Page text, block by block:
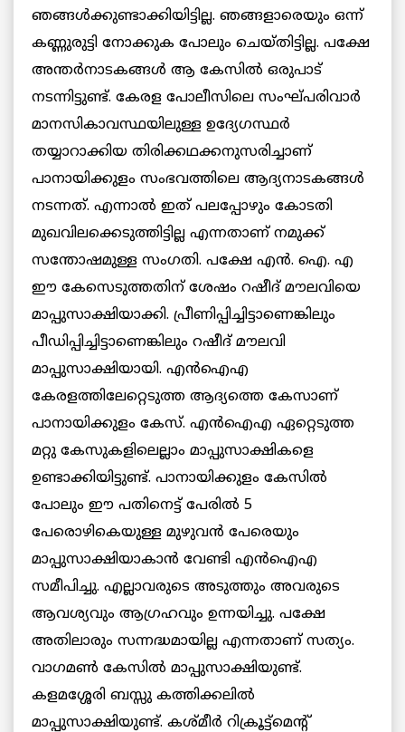
ഞങ്ങൾക്കുണ്ടാക്കിയിട്ടില്ല. ഞങ്ങളാരെയും ഒന്ന്
കണ്ണുരുട്ടി നോക്കുക പോലും ചെയ്തിട്ടില്ല. പക്ഷേ
അന്തർനാടകങ്ങൾ ആ കേസിൽ ഒരുപാട്
നടന്നിട്ടുണ്ട്. കേരള പോലീസിലെ സംഘ്പരിവാർ
മാനസികാവസ്ഥയിലുള്ള ഉദ്യേഗസ്ഥർ
തയ്യാറാക്കിയ തിരിക്കഥക്കനുസരിച്ചാണ്
പാനായിക്കുളം സംഭവത്തിലെ ആദ്യനാടകങ്ങൾ
നടന്നത്. എന്നാൽ ഇത് പലപ്പോഴും കോടതി
മുഖവിലക്കെടുത്തിട്ടില്ല എന്നതാണ് നമുക്ക്
സന്തോഷമുള്ള സംഗതി. പക്ഷേ എൻ. ഐ. എ
ഈ കേസെടുത്തതിന് ശേഷം റഷീദ് മൗലവിയെ
മാപ്പുസാക്ഷിയാക്കി. പ്രീണിപ്പിച്ചിട്ടാണെങ്കിലും
പീഡിപ്പിച്ചിട്ടാണെങ്കിലും റഷീദ് മൗലവി
മാപ്പുസാക്ഷിയായി. എൻഐഎ
കേരളത്തിലേറ്റെടുത്ത ആദ്യത്തെ കേസാണ്
പാനായിക്കുളം കേസ്. എൻഐഎ ഏറ്റെടുത്ത
മറ്റു കേസുകളിലെല്ലാം മാപ്പുസാക്ഷികളെ
ഉണ്ടാക്കിയിട്ടുണ്ട്. പാനായിക്കുളം കേസിൽ
പോലും ഈ പതിനെട്ട് പേരിൽ 5
പേരൊഴികെയുള്ള മുഴുവൻ പേരെയും
മാപ്പുസാക്ഷിയാകാൻ വേണ്ടി എൻഐഎ
സമീപിച്ചു. എല്ലാവരുടെ അടുത്തും അവരുടെ
ആവശ്യവും ആഗ്രഹവും ഉന്നയിച്ചു. പക്ഷേ
അതിലാരും സന്നദ്ധമായില്ല എന്നതാണ് സത്യം.
വാഗമൺ കേസിൽ മാപ്പുസാക്ഷിയുണ്ട്.
കളമശ്ശേരി ബസ്സു കത്തിക്കലിൽ
മാപ്പുസാക്ഷിയുണ്ട്. കശ്മീർ റിക്രൂട്ട്‌മെന്റ്